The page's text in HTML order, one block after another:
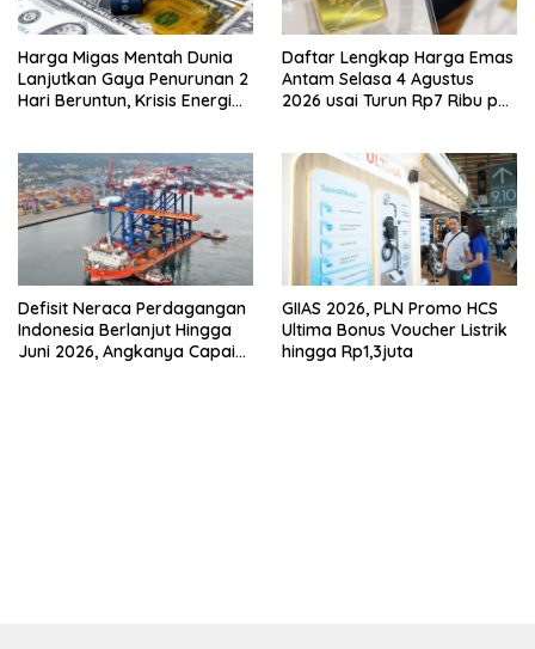
Harga Migas Mentah Dunia
Lanjutkan Gaya Penurunan 2
Hari Beruntun, Krisis Energi
Daftar Lengkap Harga Emas
Antam Selasa 4 Agustus
2026 usai Turun Rp7 Ribu per
Defisit Neraca Perdagangan
Indonesia Berlanjut Hingga
Juni 2026, Angkanya Capai
GIIAS 2026, PLN Promo HCS
Ultima Bonus Voucher Listrik
hingga Rp1,3juta